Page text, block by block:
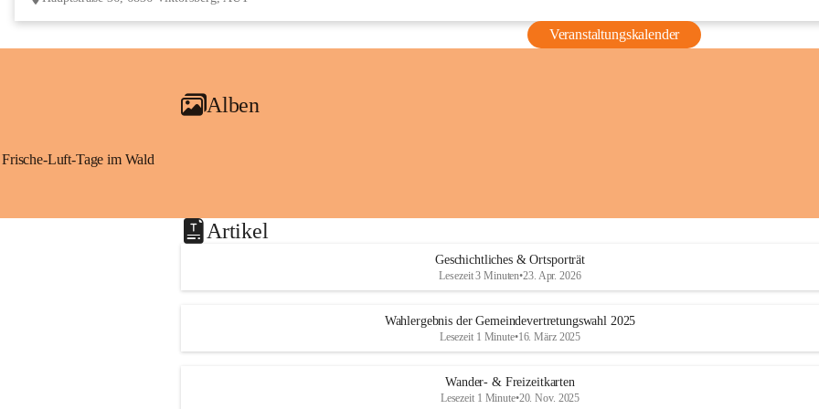
Veranstaltungskalender
Alben
Frische-Luft-Tage im Wald
Artikel
Geschichtliches & Ortsporträt
Lesezeit 3 Minuten•23. Apr. 2026
Wahlergebnis der Gemeindevertretungswahl 2025
Lesezeit 1 Minute•16. März 2025
Wander- & Freizeitkarten
Lesezeit 1 Minute•20. Nov. 2025